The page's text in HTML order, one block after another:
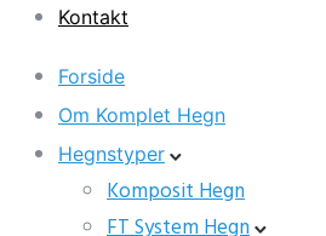
Kontakt
Forside
Om Komplet Hegn
Hegnstyper
Komposit Hegn
FT System Hegn